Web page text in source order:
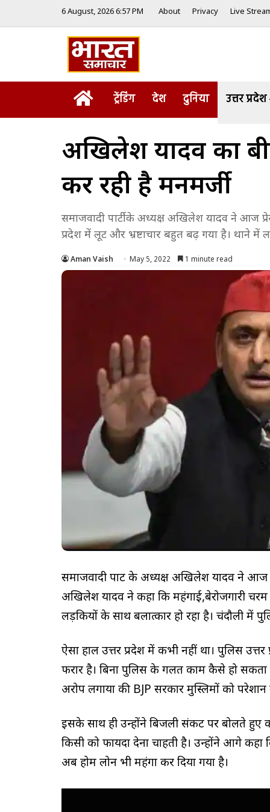
6 August, 2026 6:57 PM About Privacy Live
Homeट्रेंडिंग देश दुनिया उत्तर प्रदेश
अखिलेश यादव का
कर रही है मनमर्जी
समाजवादी पार्टी के अध्यक्ष अखिलेश यादव ने आज
प्रदेश में लूट और भ्रष्टाचार बहुत बढ़ गया है। थाने में
Aman Vaish May 5, 2022 1 minute read
समाजवादी पार्टी के अध्यक्ष अखिलेश यादव ने आज
अखिलेश यादव ने कहा कि महंगाई,बेरोजगारी
लड़कियों के साथ बलात्कार हो रहा है। चंदौली में
ऐसा हाल उत्तर प्रदेश में कभी नहीं था। पुलिस
फरार है। बिना पुलिस के गलत काम कैसे हो सकता
अरोप लगाया की BJP सरकार मुस्लिमों को परेशान
इसके साथ ही उन्होंने बिजली संकट पर बोलते
किसी को फायदा देना चाहती है। उन्होंने आगे कहा
अब होम लोन भी महंगा कर दिया गया है।